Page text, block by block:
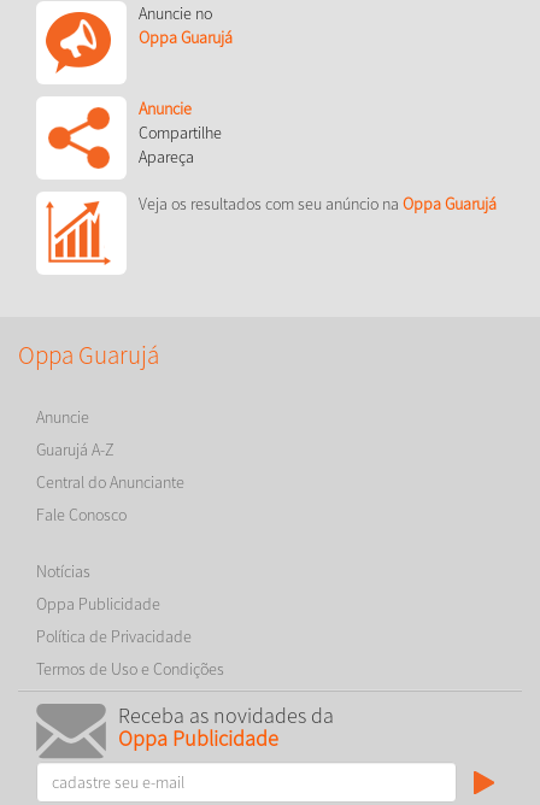
Anuncie no
Oppa Guarujá
Anuncie
Compartilhe
Apareça
Veja os resultados com seu anúncio na Oppa Guarujá
Oppa Guarujá
Anuncie
Guarujá A-Z
Central do Anunciante
Fale Conosco
Notícias
Oppa Publicidade
Política de Privacidade
Termos de Uso e Condições
Receba as novidades da
Oppa Publicidade